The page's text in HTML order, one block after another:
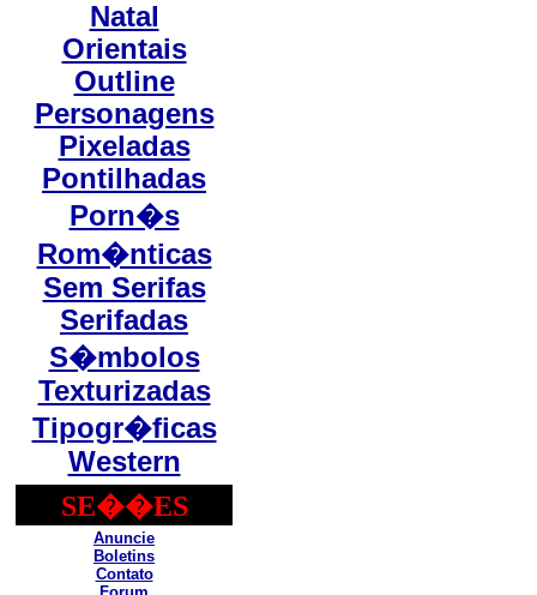
Natal
Orientais
Outline
Personagens
Pixeladas
Pontilhadas
Porn�s
Rom�nticas
Sem Serifas
Serifadas
S�mbolos
Texturizadas
Tipogr�ficas
Western
SE��ES
Anuncie
Boletins
Contato